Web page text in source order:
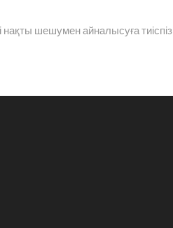
нақты шешумен айналысуға тиіспіз